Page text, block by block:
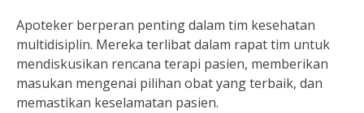
Apoteker berperan penting dalam tim kesehatan
multidisiplin. Mereka terlibat dalam rapat tim untuk
mendiskusikan rencana terapi pasien, memberikan
masukan mengenai pilihan obat yang terbaik, dan
memastikan keselamatan pasien.